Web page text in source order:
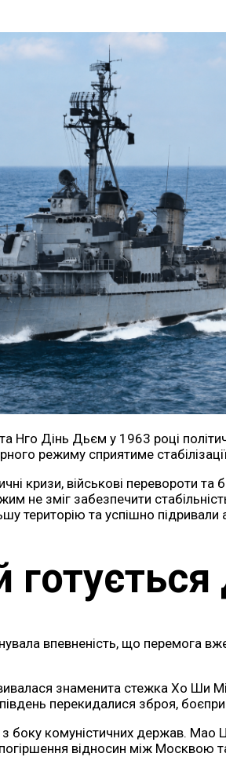
Нго Дінь Дьєм у 1963 році
режиму сприятиме
кризи, військові
не зміг забезпечити
територію та успішно підривали
впевненість, що перемога
знаменита стежка Хо Ши
перекидалися зброя,
з боку комуністичних держав.
відносин між Москвою